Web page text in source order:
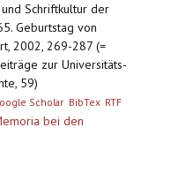
Schriftkultur der
Geburtstag von
2002, 269-287 (=
zur Universitäts-
59)
Scholar BibTex RTF
bei den